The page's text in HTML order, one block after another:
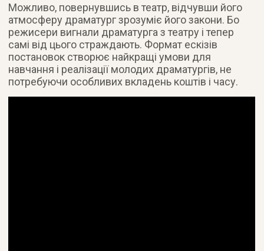
Можливо, повернувшись в театр, відчувши його
атмосферу драматург зрозуміє його закони. Бо
режисери вигнали драматурга з театру і тепер
самі від цього страждають. Формат ескізів
постановок створює найкращі умови для
навчання і реалізації молодих драматургів, не
потребуючи особливих вкладень коштів і часу.